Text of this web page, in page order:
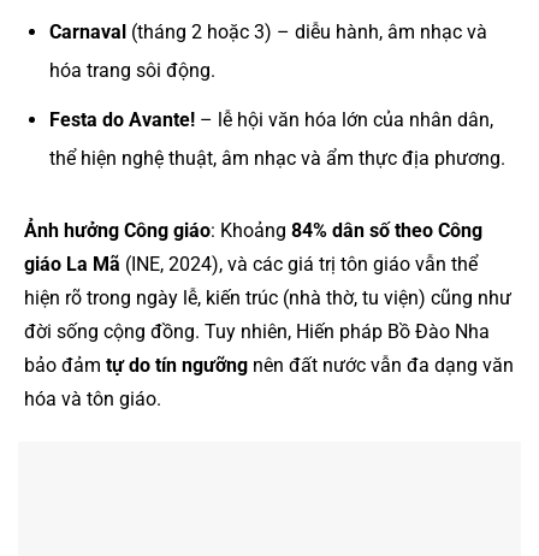
Carnaval(tháng 2 hoặc 3) – diễu hành, âm nhạc và
hóa trang sôi động.
Festa do Avante!– lễ hội văn hóa lớn của nhân dân,
thể hiện nghệ thuật, âm nhạc và ẩm thực địa phương.
Ảnh hưởng Công giáo: Khoảng 84% dân số theo Công
giáo La Mã (INE, 2024), và các giá trị tôn giáo vẫn thể
hiện rõ trong ngày lễ, kiến trúc (nhà thờ, tu viện) cũng như
đời sống cộng đồng. Tuy nhiên, Hiến pháp Bồ Đào Nha
bảo đảm tự do tín ngưỡng nên đất nước vẫn đa dạng văn
hóa và tôn giáo.